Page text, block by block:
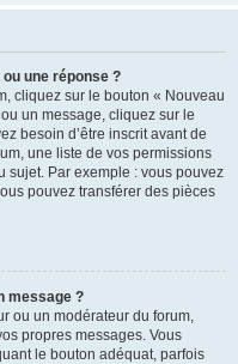
une réponse ?
cliquez sur le bouton « Nouveau
un message, cliquez sur le
besoin d’être inscrit avant de
une liste de vos permissions
sujet. Par exemple : vous pouvez
pouvez transférer des pièces
message ?
ou un modérateur du forum,
propres messages. Vous
le bouton adéquat, parfois